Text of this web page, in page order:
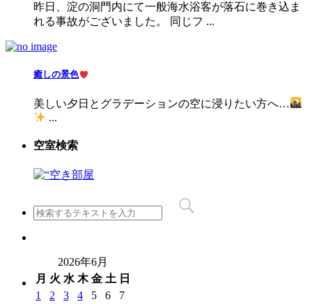
昨日、淀の洞門内にて一般海水浴客が落石に巻き込ま
れる事故がございました。 同じフ ...
癒しの景色
美しい夕日とグラデーションの空に浸りたい方へ…
...
空室検索
2026年6月
月 火 水 木 金 土 日
1
2 3 4 5 6
7